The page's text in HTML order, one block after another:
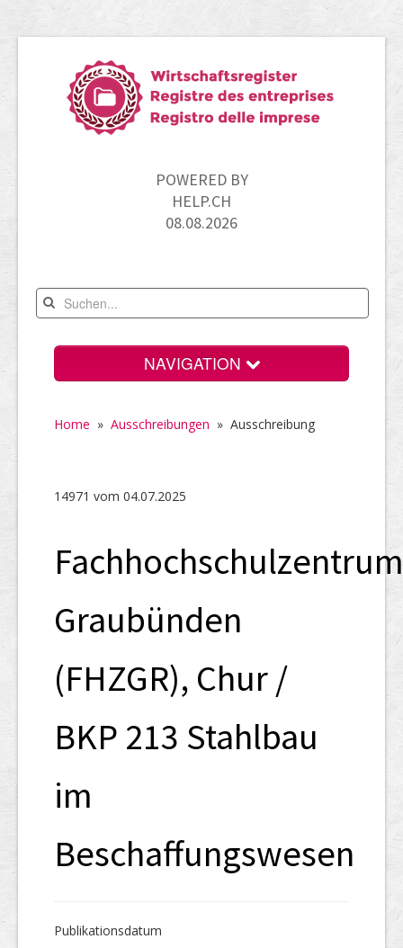
POWERED BY
HELP.CH
08.08.2026
NAVIGATION
UID-Register
Home » Ausschreibungen » Ausschreibung
14971 vom 04.07.2025
Fachhochschulzentrum
Graubünden
(FHZGR), Chur /
BKP 213 Stahlbau
im
Beschaffungswesen
Publikations­datum